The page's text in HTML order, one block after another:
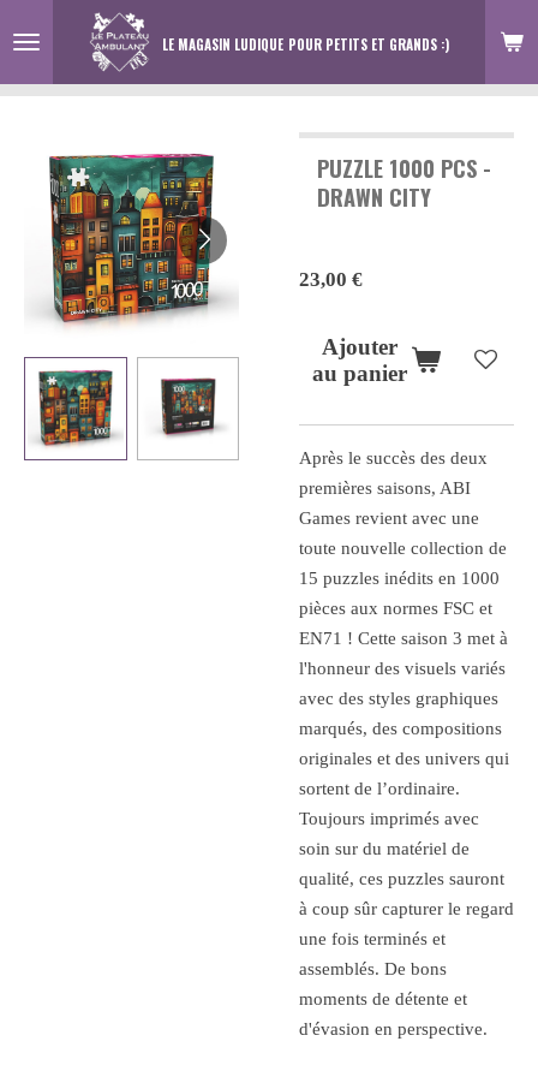
au
contenu
LE MAGASIN LUDIQUE POUR PETITS ET GRANDS :)
PUZZLE 1000 PCS -
DRAWN CITY
23,00 €
Ajouter
au panier
Après le succès des deux
premières saisons, ABI
Games revient avec une
toute nouvelle collection de
15 puzzles inédits en 1000
pièces aux normes FSC et
EN71 ! Cette saison 3 met à
l'honneur des visuels variés
avec des styles graphiques
marqués, des compositions
originales et des univers qui
sortent de l’ordinaire.
Toujours imprimés avec
soin sur du matériel de
qualité, ces puzzles sauront
à coup sûr capturer le regard
une fois terminés et
assemblés. De bons
moments de détente et
d'évasion en perspective.